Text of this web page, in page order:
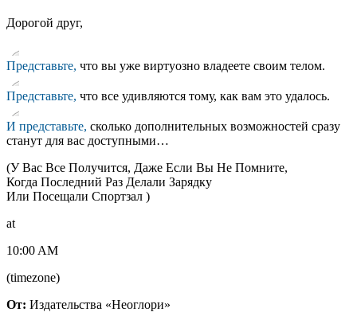
Дорогой друг,
Представьте, что вы уже виртуозно владеете своим телом.
Представьте, что все удивляются тому, как вам это удалось.
И представьте, сколько дополнительных возможностей сразу
станут для вас доступными…
(У Вас Все Получится, Даже Если Вы Не Помните,
Когда Последний Раз Делали Зарядку
Или Посещали Спортзал )
at
10:00 AM
(timezone)
От: Издательства «Неоглори»